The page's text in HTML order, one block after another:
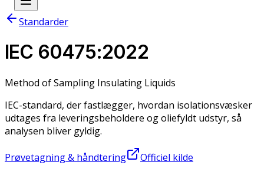
Standarder
IEC 60475:2022
Method of Sampling Insulating Liquids
IEC-standard, der fastlægger, hvordan isolationsvæsker
udtages fra leveringsbeholdere og oliefyldt udstyr, så
analysen bliver gyldig.
Prøvetagning & håndtering
Officiel kilde